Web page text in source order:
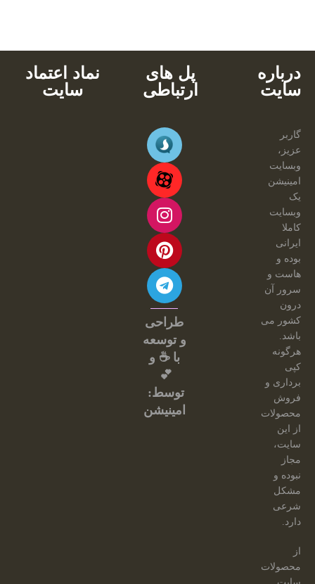
درباره
سایت
پل های
ارتباطی
نماد اعتماد
سایت
گاربر
عزیز،
وبسایت
امینیشن
یک
وبسایت
کاملا
ایرانی
بوده و
هاست و
سرور آن
درون
کشور می
باشد.
هرگونه
کپی
برداری و
فروش
محصولات
از این
سایت،
مجاز
نبوده و
مشکل
شرعی
دارد.
از
محصولات
طراحی
و توسعه
با ☕ و
💕
توسط:
امینیشن